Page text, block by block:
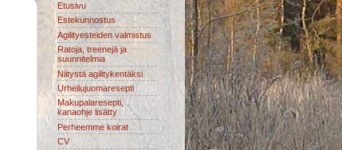
Etusivu
Estekunnostus
Agilityesteiden valmistus
Ratoja, treenejä ja
suunnitelmia
Niitystä agilitykentäksi
Urheilujuomaresepti
Makupalaresepti,
kanaohje lisätty
Perheemme koirat
CV